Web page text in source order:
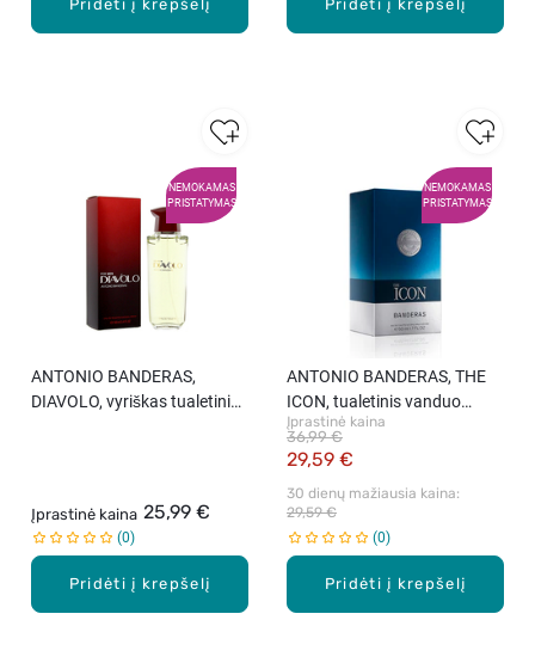
Pridėti į krepšelį Pridėti į krepšelį
NEMOKAMAS
PRISTATYMAS
Pridėti į krepšelį
ANTONIO BANDERAS,
DIAVOLO, vyriškas tualetinis
Įprastinė kaina 25,99 €
0
NEMOKAMAS
PRISTATYMAS
Pridėti į krepšelį
ANTONIO BANDERAS, THE
ICON, tualetinis vanduo
vyrams, 50 ml
Įprastinė kaina
29,59 €
36,99 €
30 dienų mažiausia kaina:
29,59 €
0